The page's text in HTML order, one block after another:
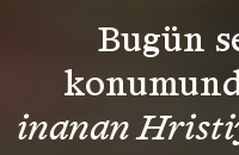
Bugün
inanan